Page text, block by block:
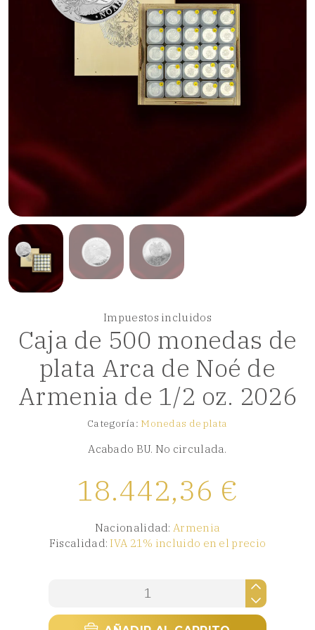
Caja de 500 monedas de
plata Arca de Noé de
Armenia de 1/2 oz. 2026
18.442,36 €
Impuestos incluidos
Nacionalidad:Armenia
Fiscalidad: IVA 21% incluido en el precio
Acabado BU. No circulada.
500
Categoría: Monedas de plata